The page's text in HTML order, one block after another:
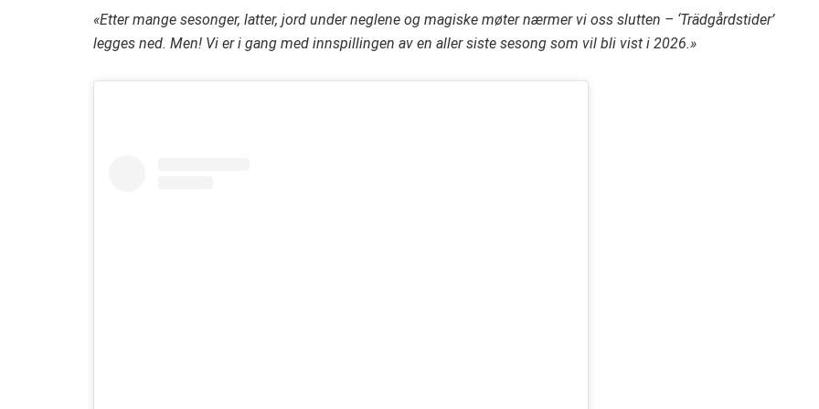
«Etter mange sesonger, latter, jord under neglene og magiske møter nærmer vi oss slutten – ‘Trädgårdstider’
legges ned. Men! Vi er i gang med innspillingen av en aller siste sesong som vil bli vist i 2026.»